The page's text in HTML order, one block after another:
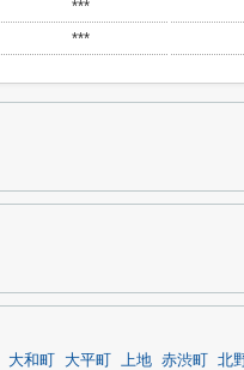
***
***
大和町 大平町 上地 赤渋町 北